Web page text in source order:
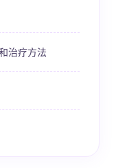
治疗方法